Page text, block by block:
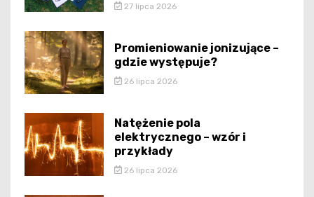
27 lipca 2026
Promieniowanie jonizujące –
gdzie występuje?
26 lipca 2026
Natężenie pola
elektrycznego – wzór i
przykłady
26 lipca 2026